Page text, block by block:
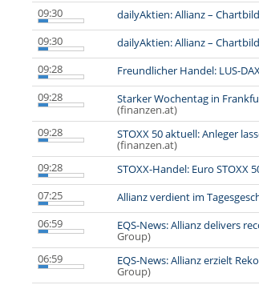
09:30 dailyAktien: Allianz –
09:30
dailyAktien: Allianz –
09:28
Freundlicher Handel: LUS-
09:28
Starker Wochentag in
(finanzen.at)
09:28
STOXX 50 aktuell: Anleger
(finanzen.at)
09:28
STOXX-Handel: Euro STOXX
07:25
Allianz verdient im
06:59
EQS-News: Allianz delivers
Group)
06:59
EQS-News: Allianz erzielt
Group)